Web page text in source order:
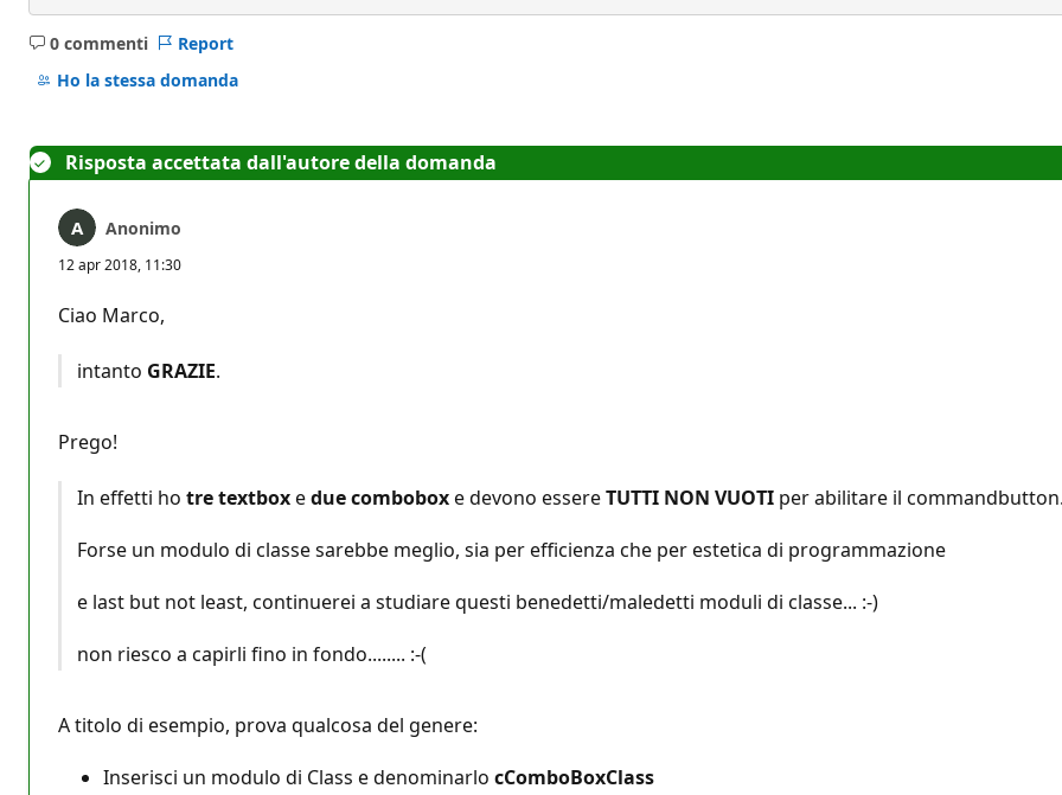
0 commenti
Nessun
commento
Report
Ho la stessa domanda
Risposta accettata dall'autore della domanda
Anonimo
12 apr 2018, 11:30
Ciao Marco,
intanto GRAZIE.
Prego!
In effetti ho tre textboxedue comboboxe devono essereTUTTI NON VUOTIper abilitare il
Forse un modulo di classe sarebbe meglio, sia per efficienza che per estetica di programmazione
e last but not least, continuerei a studiare questi benedetti/maledetti moduli di classe... :-)
non riesco a capirli fino in fondo........ :-(
A titolo di esempio, prova qualcosa del genere:
Inserisci un modulo di Class e denominarlo cComboBoxClass